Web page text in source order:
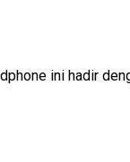
ini hadir